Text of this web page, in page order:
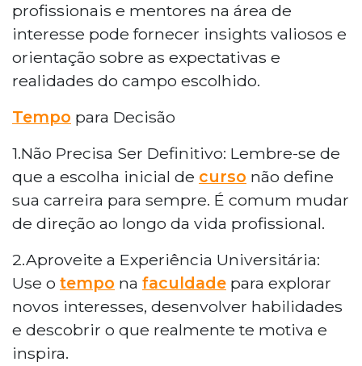
profissionais e mentores na área de
interesse pode fornecer insights valiosos e
orientação sobre as expectativas e
realidades do campo escolhido.
Tempo para Decisão
1.Não Precisa Ser Definitivo: Lembre-se de
que a escolha inicial de curso não define
sua carreira para sempre. É comum mudar
de direção ao longo da vida profissional.
2.Aproveite a Experiência Universitária:
Use o tempo na faculdade para explorar
novos interesses, desenvolver habilidades
e descobrir o que realmente te motiva e
inspira.